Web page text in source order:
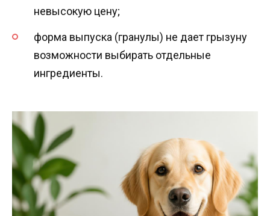
невысокую цену;
форма выпуска (гранулы) не дает грызуну
возможности выбирать отдельные
ингредиенты.